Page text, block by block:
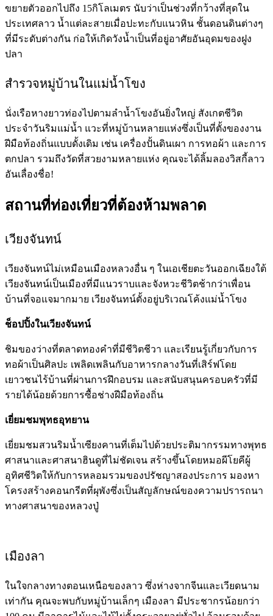
ขยายตัวออกไปถึง 15กิโลเมตร นับว่าเป็นช่วงที่กว้างที่สุดใน
ประเทศลาว น้ำแต่ละสายเมื่อปะทะกับแนวหิน ชั้นดอนดินต่างๆ
ที่มีระดับต่างกัน ก่อให้เกิดวังน้ำเป็นที่อยู่อาศัยอันอุดมของฝูง
ปลา
สำรวจหมู่บ้านในแม่น้ำโขง
นั่งเรือหางยาวท่องไปตามลำน้ำโขงอันยิ่งใหญ่ สังเกตชีวิต
ประจำวันริมแม่น้ำ แวะที่หมู่บ้านหลายแห่งซึ่งเป็นที่ตั้งของงาน
ฝีมือท้องถิ่นแบบดั้งเดิม เช่น เครื่องปั้นดินเผา การทอผ้า และการ
ตกปลา รวมถึงวัดที่สวยงามหลายแห่ง คุณจะได้ลิ้มลองวิสกี้ลาว
อันเลื่องชื่อ!
สถานที่ท่องเที่ยวที่ต้องห้ามพลาด
เวียงจันทน์
เวียงจันทน์ไม่เหมือนเมืองหลวงอื่น ๆ ในเอเชียตะวันออกเฉียงใต้
เวียงจันทน์เป็นเมืองที่มีแนวราบและจังหวะชีวิตช้ากว่าเพื่อน
บ้านที่จอแจมากมาย เวียงจันทน์ตั้งอยู่บริเวณโค้งแม่น้ำโขง
ช็อปปิ้งในเวียงจันทน์
ชิมของว่างที่ตลาดทองคำที่มีชีวิตชีวา และเรียนรู้เกี่ยวกับการ
ทอผ้าเป็นศิลปะ เพลิดเพลินกับอาหารกลางวันที่เสิร์ฟโดย
เยาวชนไร้บ้านที่ผ่านการฝึกอบรม และสนับสนุนครอบครัวที่มี
รายได้น้อยด้วยการซื้อช่างฝีมือท้องถิ่น
เยี่ยมชมพุทธอุทยาน
เยี่ยมชมสวนริมน้ำเซียงคานที่เต็มไปด้วยประติมากรรมทางพุทธ
ศาสนาและศาสนาฮินดูที่ไม่ชัดเจน สร้างขึ้นโดยหมอผีโยคีผู้
อุทิศชีวิตให้กับการหลอมรวมของปรัชญาสองประการ มองหา
โครงสร้างคอนกรีตที่ผุพังซึ่งเป็นสัญลักษณ์ของความปรารถนา
ทางศาสนาของหลวงปู่
เมืองลา
ในใจกลางทางตอนเหนือของลาว ซึ่งห่างจากจีนและเวียดนาม
เท่ากัน คุณจะพบกับหมู่บ้านเล็กๆ เมืองลา มีประชากรน้อยกว่า